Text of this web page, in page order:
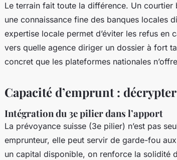
Le terrain fait toute la différence. Un courtier
une connaissance fine des banques locales
expertise locale permet d’éviter les refus en
vers quelle agence diriger un dossier à fort
concret que les plateformes nationales
Capacité d’emprunt :
Intégration du 3e pilier dans l’apport
La prévoyance suisse (3e pilier) n’est pas
emprunteur, elle peut servir de garde-fou
un capital disponible, on renforce la solidité